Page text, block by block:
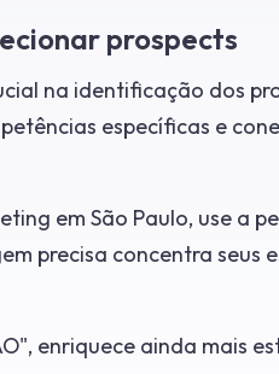
prospects
na identificação dos
específicas e
em São Paulo, use a
precisa concentra seus
enriquece ainda mais